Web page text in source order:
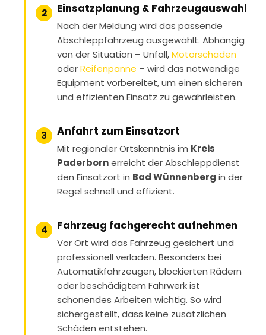
2 Einsatzplanung & Fahrzeugauswahl
Nach der Meldung wird das passende
Abschleppfahrzeug ausgewählt. Abhängig
von der Situation – Unfall,Motorschaden
oderReifenpanne – wird das notwendige
Equipment vorbereitet, um einen sicheren
und effizienten Einsatz zu gewährleisten.
3 Anfahrt zum Einsatzort
Mit regionaler Ortskenntnis im Kreis
Paderbornerreicht der Abschleppdienst
den Einsatzort in Bad Wünnenberg in der
Regel schnell und effizient.
4 Fahrzeug fachgerecht aufnehmen
Vor Ort wird das Fahrzeug gesichert und
professionell verladen. Besonders bei
Automatikfahrzeugen, blockierten Rädern
oder beschädigtem Fahrwerk ist
schonendes Arbeiten wichtig. So wird
sichergestellt, dass keine zusätzlichen
Schäden entstehen.